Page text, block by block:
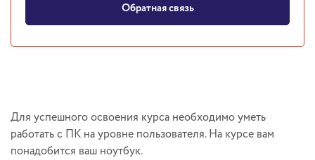
Обратная связь
Для успешного освоения курса необходимо уметь
работать с ПК на уровне пользователя. На курсе вам
понадобится ваш ноутбук.